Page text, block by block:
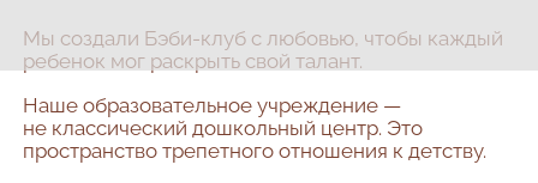
Мы создали Бэби-клуб с любовью, чтобы каждый
ребенок мог раскрыть свой талант.
Наше образовательное учреждение —
не классический дошкольный центр. Это
пространство трепетного отношения к детству.